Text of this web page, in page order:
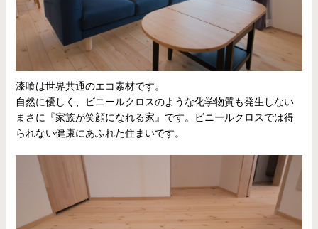
漆喰は世界共通のエコ素材です。
自然に優しく、ビニールクロスのような化学物質も発生しない
まさに『家族が笑顔になれる家』です。ビニールクロスでは得
られない健康にあふれた住まいです。